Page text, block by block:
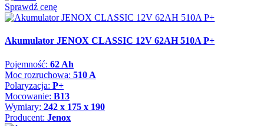
Sprawdź cenę
Akumulator JENOX CLASSIC 12V 62AH 510A P+
Pojemność: 62 Ah
Moc rozruchowa: 510 A
Polaryzacja: P+
Mocowanie: B13
Wymiary: 242 x 175 x 190
Producent: Jenox